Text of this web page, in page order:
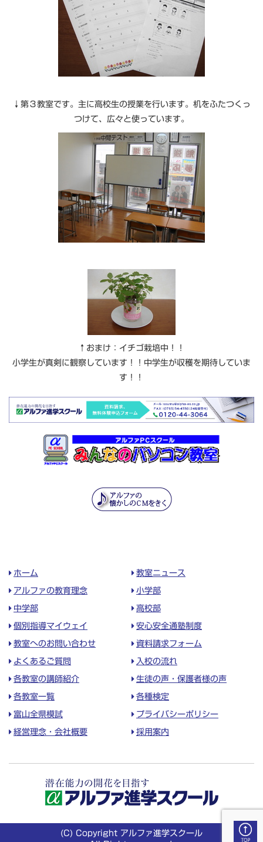
↓第３教室です。主に高校生の授業を行います。机をふたつくっ
つけて、広々と使っています。
↑おまけ：イチゴ栽培中！！
小学生が真剣に観察しています！！中学生が収穫を期待していま
す！！
ホーム 教室ニュース
アルファの教育理念 小学部
中学部 高校部
個別指導マイウェイ 安心安全通塾制度
教室へのお問い合わせ 資料請求フォーム
よくあるご質問 入校の流れ
各教室の講師紹介 生徒の声・保護者様の声
各教室一覧 各種検定
富山全県模試 プライバシーポリシー
経営理念・会社概要 採用案内
(C) Copyright アルファ進学スクール